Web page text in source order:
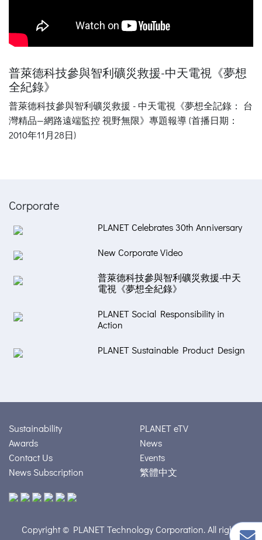
普萊德科技參與智利礦災救援-中天電視《夢想
全紀錄》
普萊德科技參與智利礦災救援 - 中天電視《夢想全記錄： 台
灣精品—網路遠端監控 視野無限》專題報導 (首播日期：
2010年11月28日)
Corporate
PLANET Celebrates 30th Anniversary
New Corporate Video
普萊德科技參與智利礦災救援-中天
電視《夢想全紀錄》
PLANET Social Responsibility in
Action
PLANET Sustainable Product Design
Sustainability
Awards
Contact Us
News Subscription
PLANET eTV
News
Events
繁體中文
Copyright © PLANET Technology Corporation. All rights